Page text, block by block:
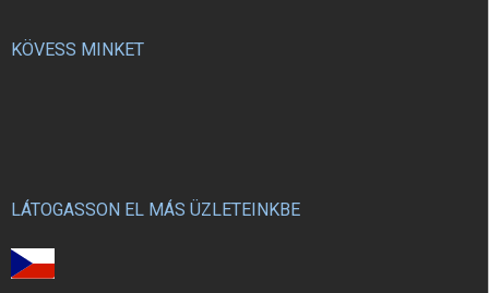
KÖVESS MINKET
LÁTOGASSON EL MÁS ÜZLETEINKBE